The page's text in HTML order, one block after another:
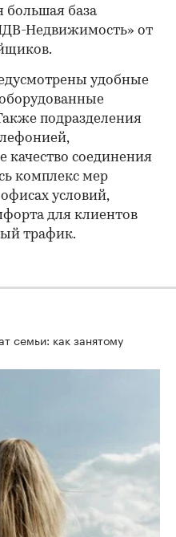
большая база
Недвижимость» от
удобные
подразделения
качество соединения
комплекс мер
условий,
для клиентов
трафик.
семьи: как занятому